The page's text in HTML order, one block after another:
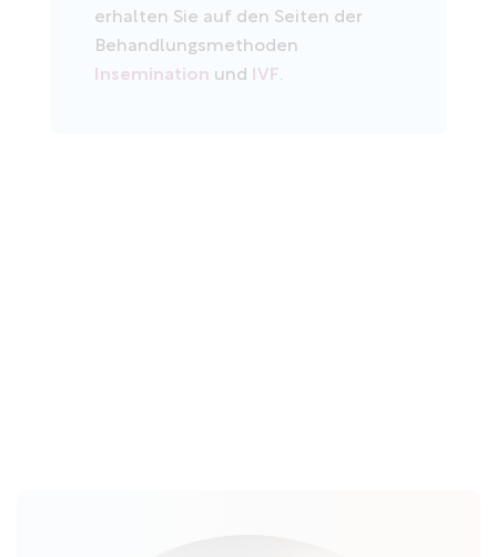
erhalten Sie auf den Seiten der
Behandlungsmethoden
Insemination und IVF.